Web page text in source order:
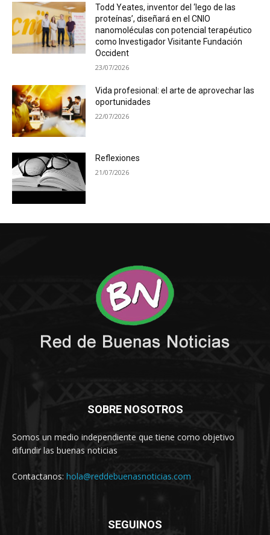
Todd Yeates, inventor del ‘lego de las
proteínas’, diseñará en el CNIO
nanomoléculas con potencial terapéutico
como Investigador Visitante Fundación
Occident
23/07/2026
Vida profesional: el arte de aprovechar las
oportunidades
22/07/2026
Reflexiones
21/07/2026
SOBRE NOSOTROS
Somos un medio independiente que tiene como objetivo
difundir las buenas noticias
Contactanos: hola@reddebuenasnoticias.com
SEGUINOS